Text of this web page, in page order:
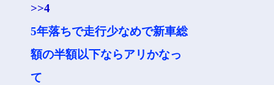
>>4
5年落ちで走行少なめで新車総
額の半額以下ならアリかなっ
て